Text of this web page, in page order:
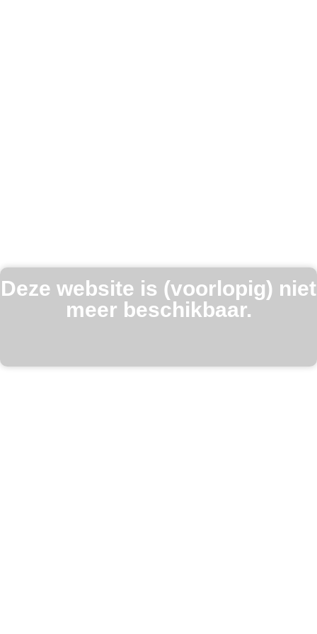
Deze website is (voorlopig) niet
meer beschikbaar.